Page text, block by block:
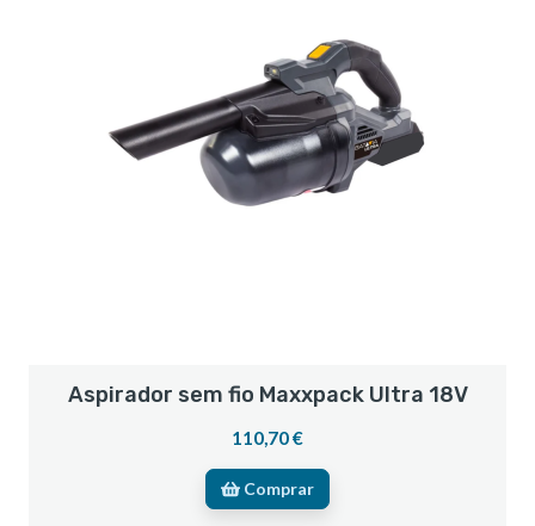
Aspirador sem fio Maxxpack Ultra 18V
110,70 €
Comprar